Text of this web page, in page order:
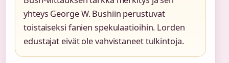
yhteys George W. Bushiin perustuvat
toistaiseksi fanien spekulaatioihin. Lorden
edustajat eivät ole vahvistaneet tulkintoja.